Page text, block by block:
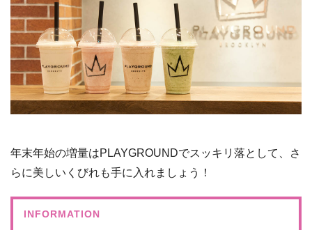
年末年始の増量はPLAYGROUNDでスッキリ落として、さ
らに美しいくびれも手に入れましょう！
INFORMATION